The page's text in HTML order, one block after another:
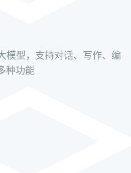
模型，支持对话、写作、编
种功能